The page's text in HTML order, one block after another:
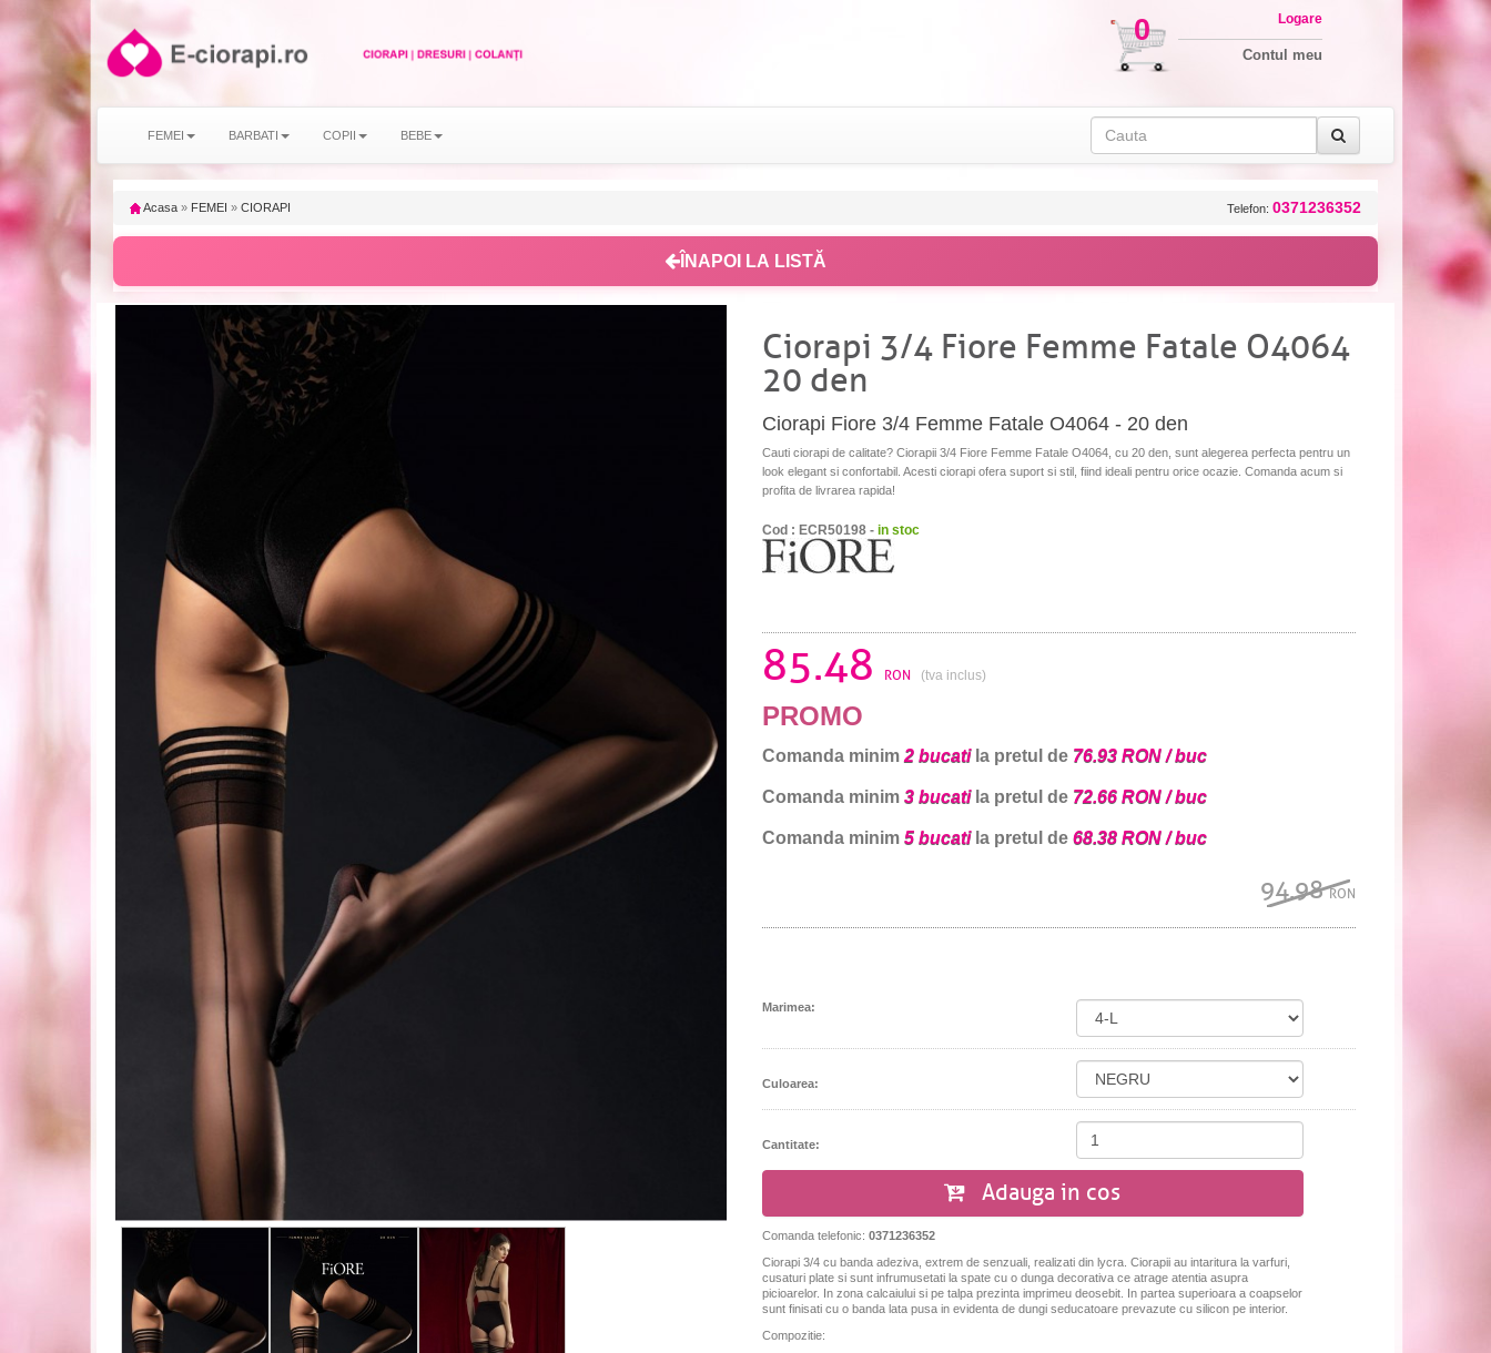
0 Logare
Contul meu
FEMEI BARBATI COPII BEBE
Acasa » FEMEI » CIORAPI Telefon: 0371236352
ÎNAPOI LA LISTĂ
Ciorapi 3/4 Fiore Femme Fatale O4064
20 den
Ciorapi Fiore 3/4 Femme Fatale O4064 - 20 den
Cauti ciorapi de calitate? Ciorapii 3/4 Fiore Femme Fatale O4064, cu 20 den, sunt alegerea perfecta pentru un
look elegant si confortabil. Acesti ciorapi ofera suport si stil, fiind ideali pentru orice ocazie. Comanda acum si
profita de livrarea rapida!
Cod : ECR50198 - in stoc
85.48 RON (tva inclus)
PROMO
Comanda minim 2 bucatila pretul de 76.93 RON / buc
Comanda minim 3 bucatila pretul de 72.66 RON / buc
Comanda minim 5 bucatila pretul de 68.38 RON / buc
94.98RON
Marimea:
Culoarea:
Cantitate:
Adauga in cos
Comanda telefonic: 0371236352
Ciorapi 3/4 cu banda adeziva, extrem de senzuali, realizati din lycra. Ciorapii au intaritura la varfuri,
cusaturi plate si sunt infrumusetati la spate cu o dunga decorativa ce atrage atentia asupra
picioarelor. In zona calcaiului si pe talpa prezinta imprimeu deosebit. In partea superioara a coapselor
sunt finisati cu o banda lata pusa in evidenta de dungi seducatoare prevazute cu silicon pe interior.
Compozitie: